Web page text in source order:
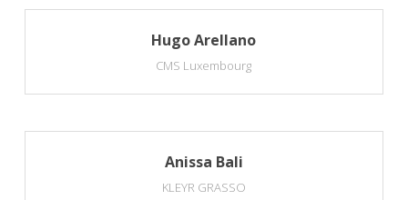
Hugo Arellano
CMS Luxembourg
Anissa Bali
KLEYR GRASSO